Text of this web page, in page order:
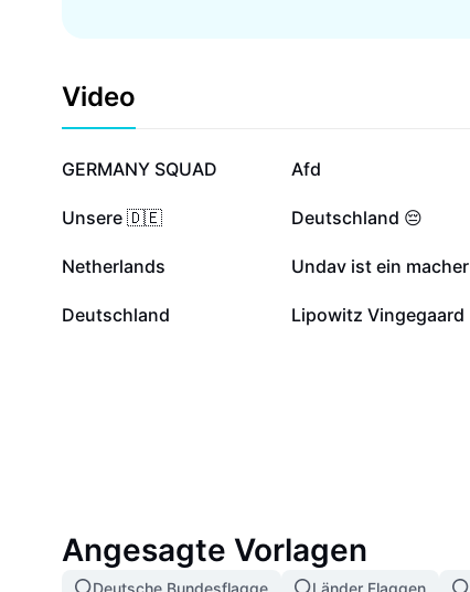
Video
8672
GERMANY SQUAD 8012
Afd
1739
Unsere 🇩🇪 1109
Deutschland 😔
540
Netherlands 182
Undav ist ein macher
4
Deutschland 0
Lipowitz Vingegaard
Angesagte Vorlagen
Deutsche Bundesflagge Länder Flaggen